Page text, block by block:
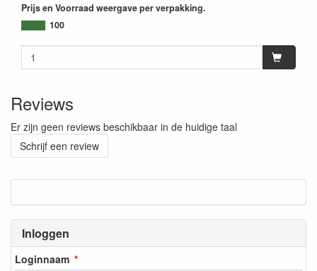
Inloggen
Loginnaam
Prijs en Voorraad weergave per verpakking.
100
Reviews
Er zijn geen reviews beschikbaar in de huidige taal
Schrijf een review